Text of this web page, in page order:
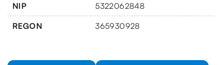
NIP 5322062848
REGON 365930928